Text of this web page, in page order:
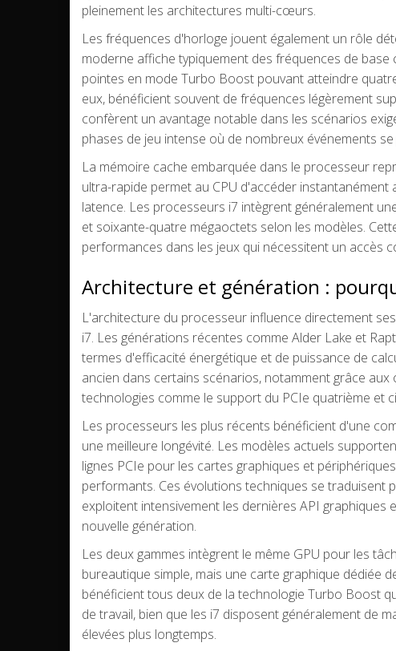
pleinement les architectures multi-cœurs.
Les fréquences d'horloge jouent également un rôle
moderne affiche typiquement des fréquences de
pointes en mode Turbo Boost pouvant atteindre
eux, bénéficient souvent de fréquences légèrement
confèrent un avantage notable dans les scénarios
phases de jeu intense où de nombreux événements
La mémoire cache embarquée dans le processeur
ultra-rapide permet au CPU d'accéder
latence. Les processeurs i7 intègrent généralement
et soixante-quatre mégaoctets selon les modèles.
performances dans les jeux qui nécessitent un accès
Architecture et génération :
L'architecture du processeur influence directement
i7. Les générations récentes comme Alder Lake et
termes d'efficacité énergétique et de puissance de
ancien dans certains scénarios, notamment grâce
technologies comme le support du PCIe quatrième et
Les processeurs les plus récents bénéficient d'une
une meilleure longévité. Les modèles actuels
lignes PCIe pour les cartes graphiques et
performants. Ces évolutions techniques se traduisent
exploitent intensivement les dernières API
nouvelle génération.
Les deux gammes intègrent le même GPU pour les
bureautique simple, mais une carte graphique dédiée
bénéficient tous deux de la technologie Turbo Boost
de travail, bien que les i7 disposent généralement de
élevées plus longtemps.